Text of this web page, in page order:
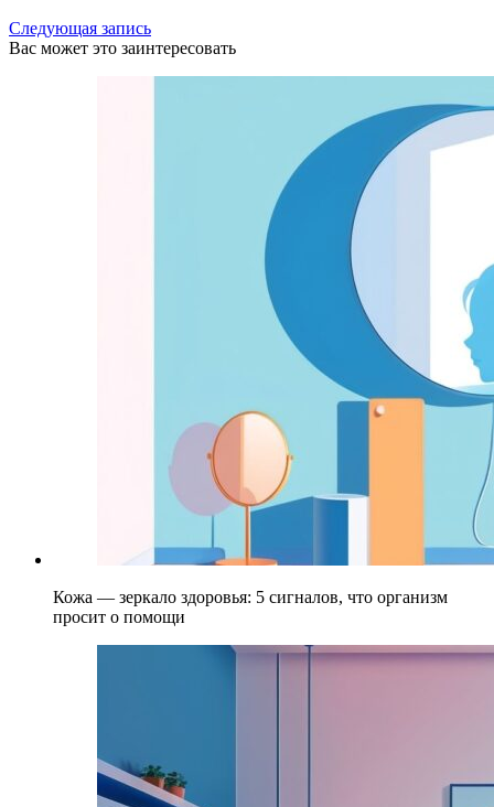
Следующая запись
Вас может это заинтересовать
Кожа — зеркало здоровья: 5 сигналов, что организм
просит о помощи